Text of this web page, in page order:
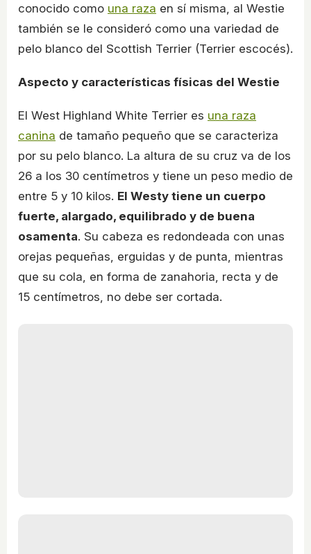
conocido como una raza en sí misma, al Westie
también se le consideró como una variedad de
pelo blanco del Scottish Terrier (Terrier escocés).
Aspecto y características físicas del Westie
El West Highland White Terrier es una raza
canina de tamaño pequeño que se caracteriza
por su pelo blanco. La altura de su cruz va de los
26 a los 30 centímetros y tiene un peso medio de
entre 5 y 10 kilos. El Westy tiene un cuerpo
fuerte, alargado, equilibrado y de buena
osamenta. Su cabeza es redondeada con unas
orejas pequeñas, erguidas y de punta, mientras
que su cola, en forma de zanahoria, recta y de
15 centímetros, no debe ser cortada.